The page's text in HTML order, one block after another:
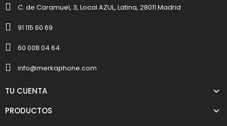
C. de Caramuel, 3, Local AZUL, Latina, 28011 Madrid
91 115 60 69
60 008 04 64
info@merkaphone.com
TU CUENTA
PRODUCTOS